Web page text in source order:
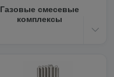
Газовые смесевые
комплексы